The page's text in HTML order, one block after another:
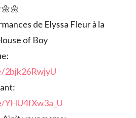
de Elyssa Fleur à la
of Boy